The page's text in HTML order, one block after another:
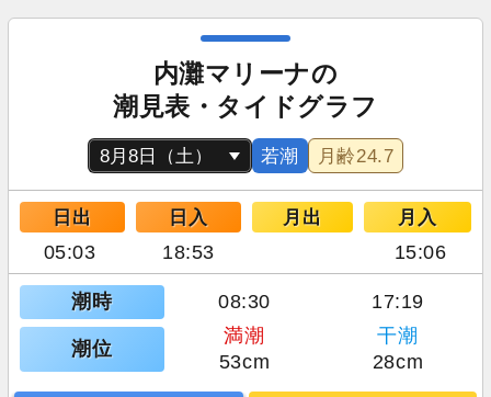
内灘マリーナの
潮見表・タイドグラフ
若潮 月齢24.7
日出 日入 月出 月入
05:03 18:53 15:06
潮時 08:30 17:19
潮位
満潮
干潮
53cm
28cm